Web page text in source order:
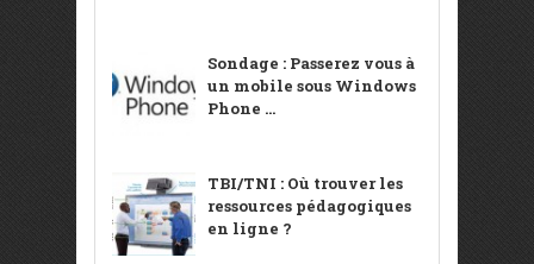
Sondage : Passerez vous à
un mobile sous Windows
Phone ...
TBI/TNI : Où trouver les
ressources pédagogiques
en ligne ?